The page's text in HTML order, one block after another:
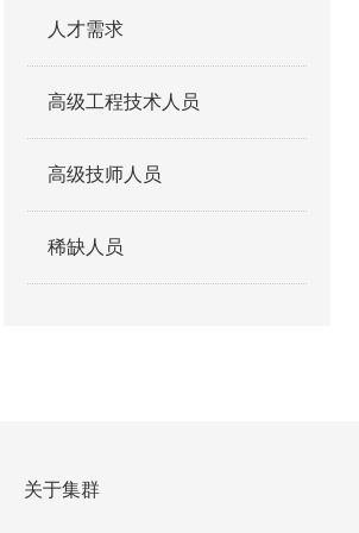
人才需求
高级工程技术人员
高级技师人员
稀缺人员
关于集群